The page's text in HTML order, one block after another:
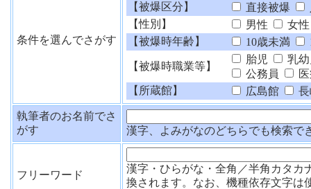
条件を選んでさがす
【被爆区分】
直接被爆
【性別】
男性
女性
【被爆時年齢】
10歳未満
【被爆時職業等】
胎児
乳
公務員
【所蔵館】
広島館
執筆者のお名前でさ
がす
漢字、よみがなのどちらでも検索で
フリーワード
漢字・ひらがな・全角／半角カタカ
換されます。なお、機種依存文字は